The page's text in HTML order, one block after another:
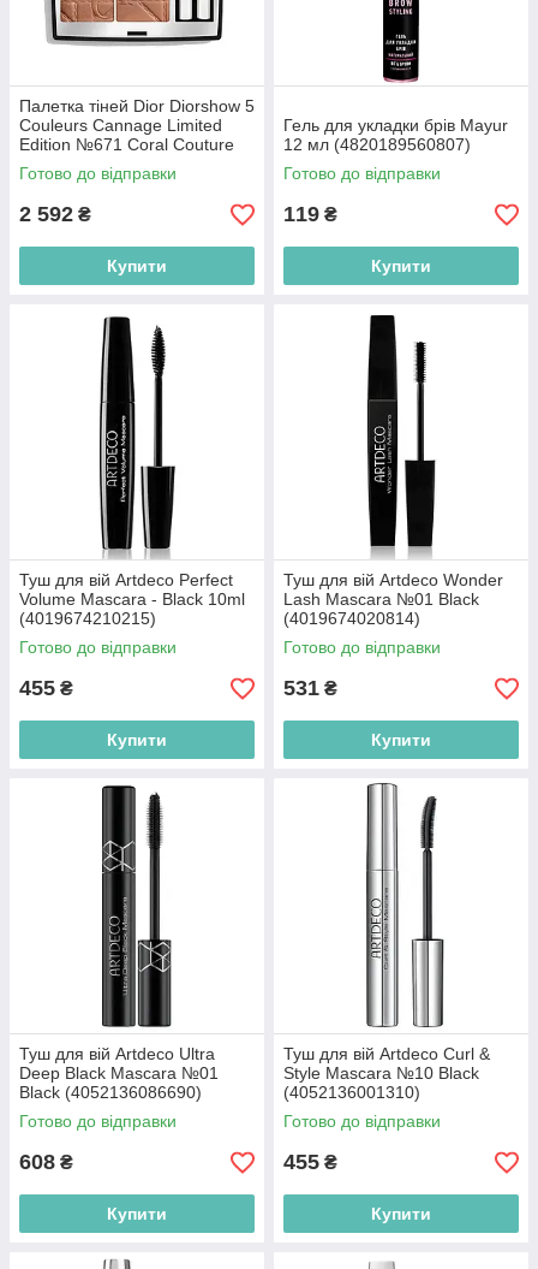
Палетка тіней Dior Diorshow 5
Couleurs Cannage Limited
Edition №671 Coral Couture
(3348901755559)
Готово до відправки
2 592 ₴
Купити
Гель для укладки брів Mayur
12 мл (4820189560807)
Готово до відправки
119 ₴
Купити
Туш для вій Artdeco Perfect
Volume Mascara - Black 10ml
(4019674210215)
Готово до відправки
455 ₴
Купити
Туш для вій Artdeco Wonder
Lash Mascara №01 Black
(4019674020814)
Готово до відправки
531 ₴
Купити
Туш для вій Artdeco Ultra
Deep Black Mascara №01
Black (4052136086690)
Готово до відправки
608 ₴
Купити
Туш для вій Artdeco Curl &
Style Mascara №10 Black
(4052136001310)
Готово до відправки
455 ₴
Купити